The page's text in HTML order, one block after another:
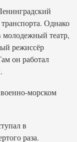
Однако
молодежный театр,
режиссёр
он работал
морском
в
раза.